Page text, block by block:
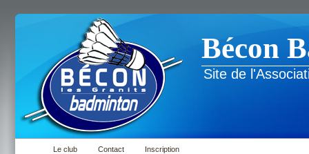
Bécon
Site de
Le club Contact Inscription